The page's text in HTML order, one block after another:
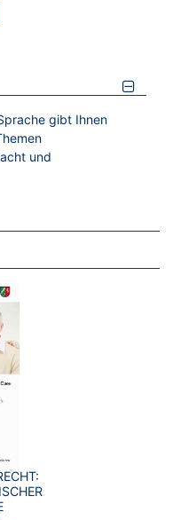
gibt Ihnen
und
ZULETZT ANGESEHENE